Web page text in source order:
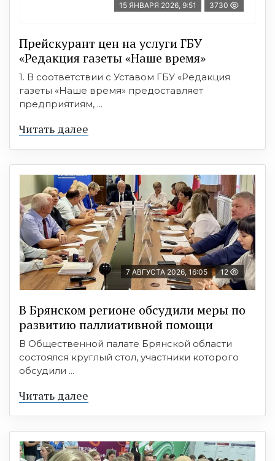
15 ЯНВАРЯ 2026, 9:51 3730
Прейскурант цен на услуги ГБУ
«Редакция газеты «Наше время»
1. В соответствии с Уставом ГБУ «Редакция
газеты «Наше время» предоставляет
предприятиям, ...
Читать далее
7 АВГУСТА 2026, 16:05 12
В Брянском регионе обсудили меры по
развитию паллиативной помощи
В Общественной палате Брянской области
состоялся круглый стол, участники которого
обсудили ...
Читать далее